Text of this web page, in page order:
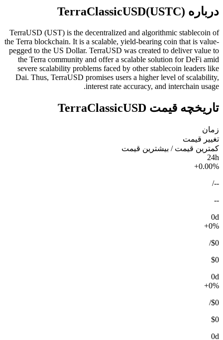
درباره TerraClassicUSD(USTC)
TerraUSD (UST) is the decentralized and algorithmic stablecoin of
the Terra blockchain. It is a scalable, yield-bearing coin that is value-
pegged to the US Dollar. TerraUSD was created to deliver value to
the Terra community and offer a scalable solution for DeFi amid
severe scalability problems faced by other stablecoin leaders like
Dai. Thus, TerraUSD promises users a higher level of scalability,
interest rate accuracy, and interchain usage.
تاریخچه قیمت TerraClassicUSD
زمان
تغییر قیمت
کمترین قیمت / بیشترین قیمت
24h
+0.00%
--
/
--
0d
+0%
$0
/
$0
0d
+0%
$0
/
$0
0d